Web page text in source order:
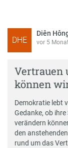
DHE
Diên
vor 5
Vertrauen
können
Demokratie lebt
Gedanke, ob
verändern
den
rund um das